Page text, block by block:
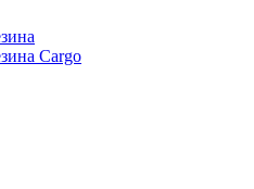
Cargo